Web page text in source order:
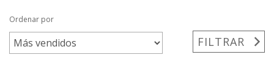
Ordenar por
FILTRAR